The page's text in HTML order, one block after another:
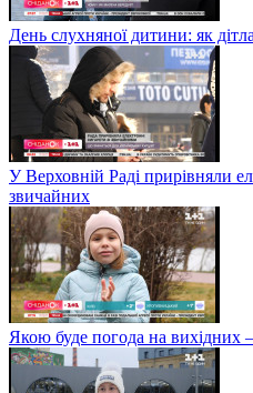
День слухняної дитини: як
У Верховній Раді прирівняли
звичайних
Якою буде погода на вихідних